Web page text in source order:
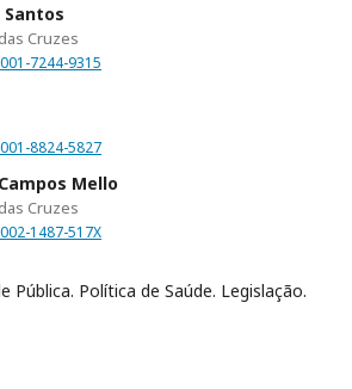
Cruzes
7244-9315
8824-5827
Mello
Cruzes
1487-517X
Pública. Política de Saúde. Legislação.